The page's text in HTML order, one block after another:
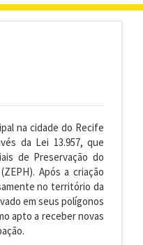
na cidade do Recife
da Lei 13.957, que
de Preservação do
Após a criação
no território da
em seus polígonos
apto a receber novas